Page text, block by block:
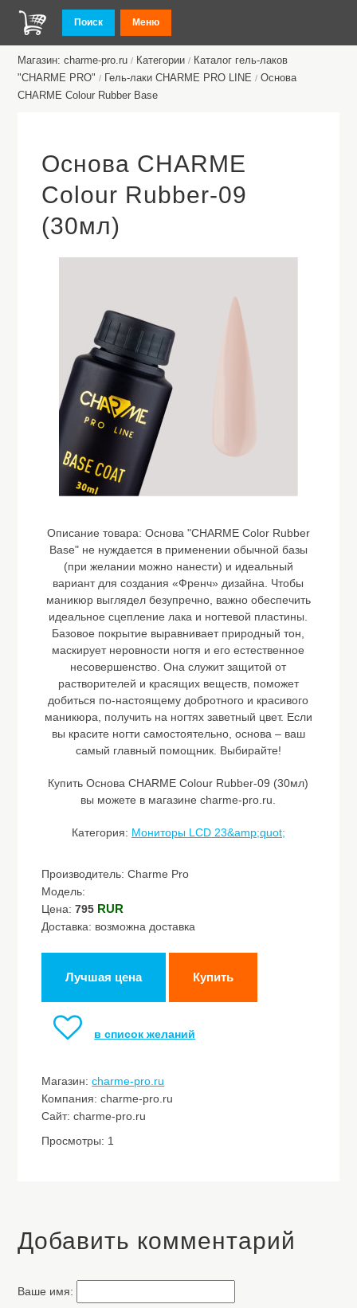
Поиск Меню
Магазин: charme-pro.ru / Категории / Каталог гель-лаков
"CHARME PRO" / Гель-лаки CHARME PRO LINE / Основа
CHARME Colour Rubber Base
Основа CHARME
Colour Rubber-09
(30мл)
Описание товара: Основа "CHARME Color Rubber
Base" не нуждается в применении обычной базы
(при желании можно нанести) и идеальный
вариант для создания «Френч» дизайна. Чтобы
маникюр выглядел безупречно, важно обеспечить
идеальное сцепление лака и ногтевой пластины.
Базовое покрытие выравнивает природный тон,
маскирует неровности ногтя и его естественное
несовершенство. Она служит защитой от
растворителей и красящих веществ, поможет
добиться по-настоящему добротного и красивого
маникюра, получить на ногтях заветный цвет. Если
вы красите ногти самостоятельно, основа – ваш
самый главный помощник. Выбирайте!
Купить Основа CHARME Colour Rubber-09 (30мл)
вы можете в магазине charme-pro.ru.
Категория: Мониторы LCD 23&amp;quot;
Производитель: Charme Pro
Модель:
Цена:795 RUR
Доставка: возможна доставка
Лучшая цена Купить
в список желаний
Магазин:charme-pro.ru
Компания: charme-pro.ru
Сайт: charme-pro.ru
Просмотры: 1
Добавить комментарий
Ваше имя: